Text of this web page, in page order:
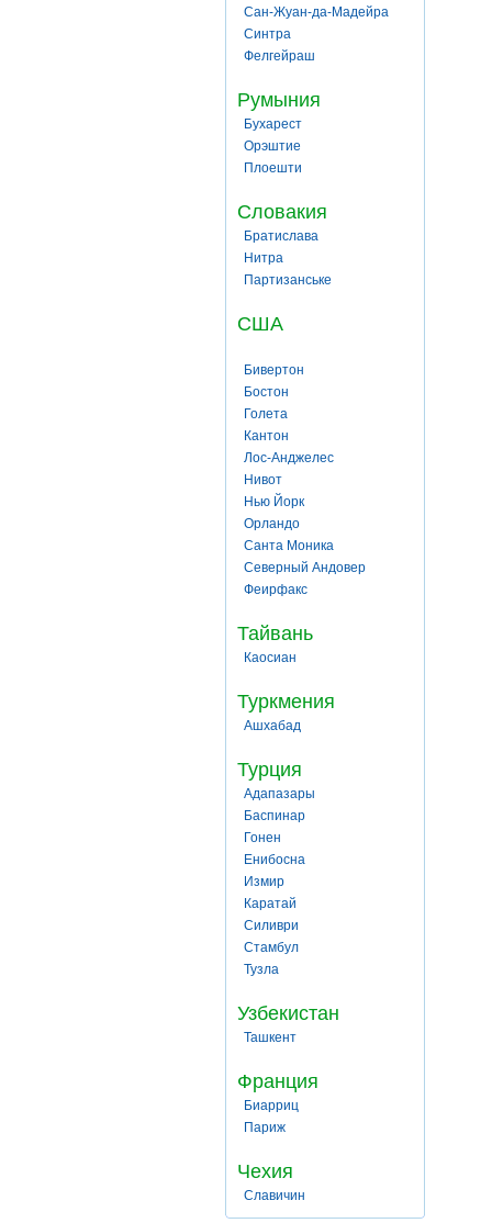
Сан-Жуан-да-Мадейра
Синтра
Фелгейраш
Румыния
Бухарест
Орэштие
Плоешти
Словакия
Братислава
Нитра
Партизанське
США
Бивертон
Бостон
Голета
Кантон
Лос-Анджелес
Нивот
Нью Йорк
Орландо
Санта Моника
Северный Андовер
Феирфакс
Тайвань
Каосиан
Туркмения
Ашхабад
Турция
Адапазары
Баспинар
Гонен
Енибосна
Измир
Каратай
Силиври
Стамбул
Тузла
Узбекистан
Ташкент
Франция
Биарриц
Париж
Чехия
Славичин